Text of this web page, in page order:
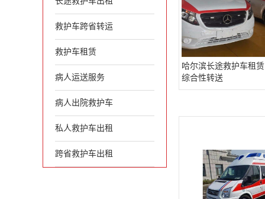
救护车跨省转运
救护车租赁
病人运送服务
病人出院救护车
私人救护车出租
跨省救护车出租
哈尔滨长途救护车租
综合性转送